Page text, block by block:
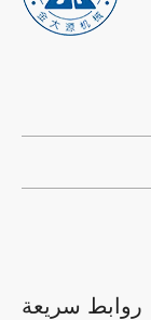
روابط سريعة